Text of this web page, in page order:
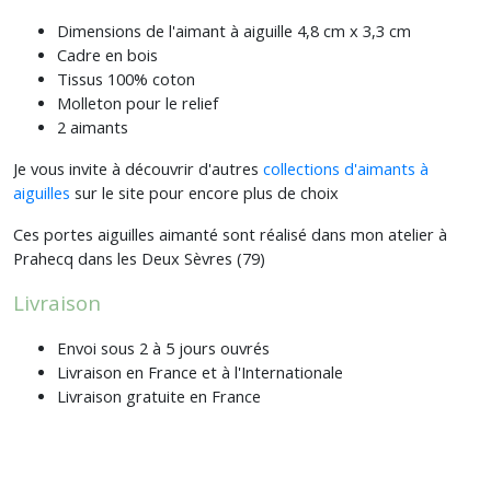
Dimensions de l'aimant à aiguille 4,8 cm x 3,3 cm
Cadre en bois
Tissus 100% coton
Molleton pour le relief
2 aimants
Je vous invite à découvrir d'autres collections d'aimants à
aiguilles sur le site pour encore plus de choix
Ces portes aiguilles aimanté sont réalisé dans mon atelier à
Prahecq dans les Deux Sèvres (79)
Livraison
Envoi sous 2 à 5 jours ouvrés
Livraison en France et à l'Internationale
Livraison gratuite en France